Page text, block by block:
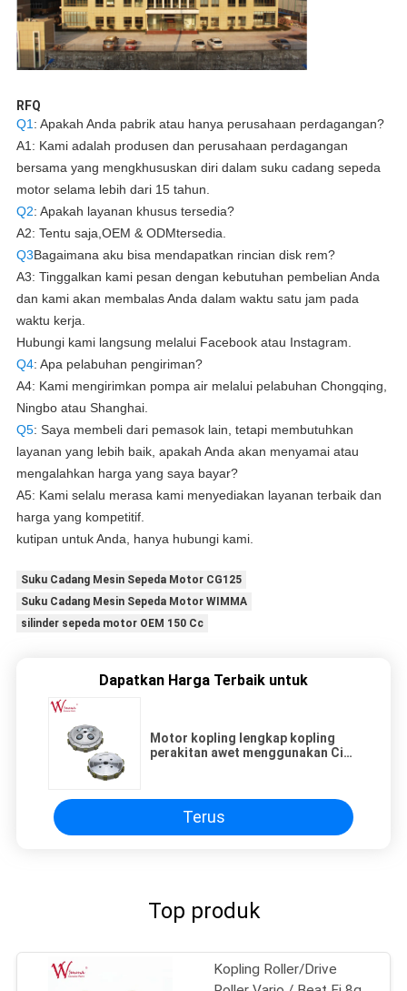
RFQ
Q1 : Apakah Anda pabrik atau hanya perusahaan perdagangan?
A1: Kami adalah produsen dan perusahaan perdagangan
bersama yang mengkhususkan diri dalam suku cadang sepeda
motor selama lebih dari 15 tahun.
Q2: Apakah layanan khusus tersedia?
A2: Tentu saja, OEM & ODMtersedia.
Q3Bagaimana aku bisa mendapatkan rincian disk rem?
A3: Tinggalkan kami pesan dengan kebutuhan pembelian Anda
dan kami akan membalas Anda dalam waktu satu jam pada
waktu kerja.
Hubungi kami langsung melalui Facebook atau Instagram.
Q4: Apa pelabuhan pengiriman?
A4: Kami mengirimkan pompa air melalui pelabuhan Chongqing,
Ningbo atau Shanghai.
Q5: Saya membeli dari pemasok lain, tetapi membutuhkan
layanan yang lebih baik, apakah Anda akan menyamai atau
mengalahkan harga yang saya bayar?
A5: Kami selalu merasa kami menyediakan layanan terbaik dan
harga yang kompetitif.
kutipan untuk Anda, hanya hubungi kami.
Suku Cadang Mesin Sepeda Motor CG125
Suku Cadang Mesin Sepeda Motor WIMMA
silinder sepeda motor OEM 150 Cc
Dapatkan Harga Terbaik untuk
Motor kopling lengkap kopling
perakitan awet menggunakan Cina
Terus
Top produk
Kopling Roller/Drive